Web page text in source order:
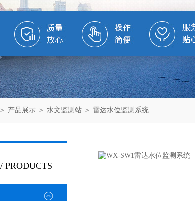
＞ 产品展示 ＞ 水文监测站 ＞ 雷达水位监测系统
/ PRODUCTS